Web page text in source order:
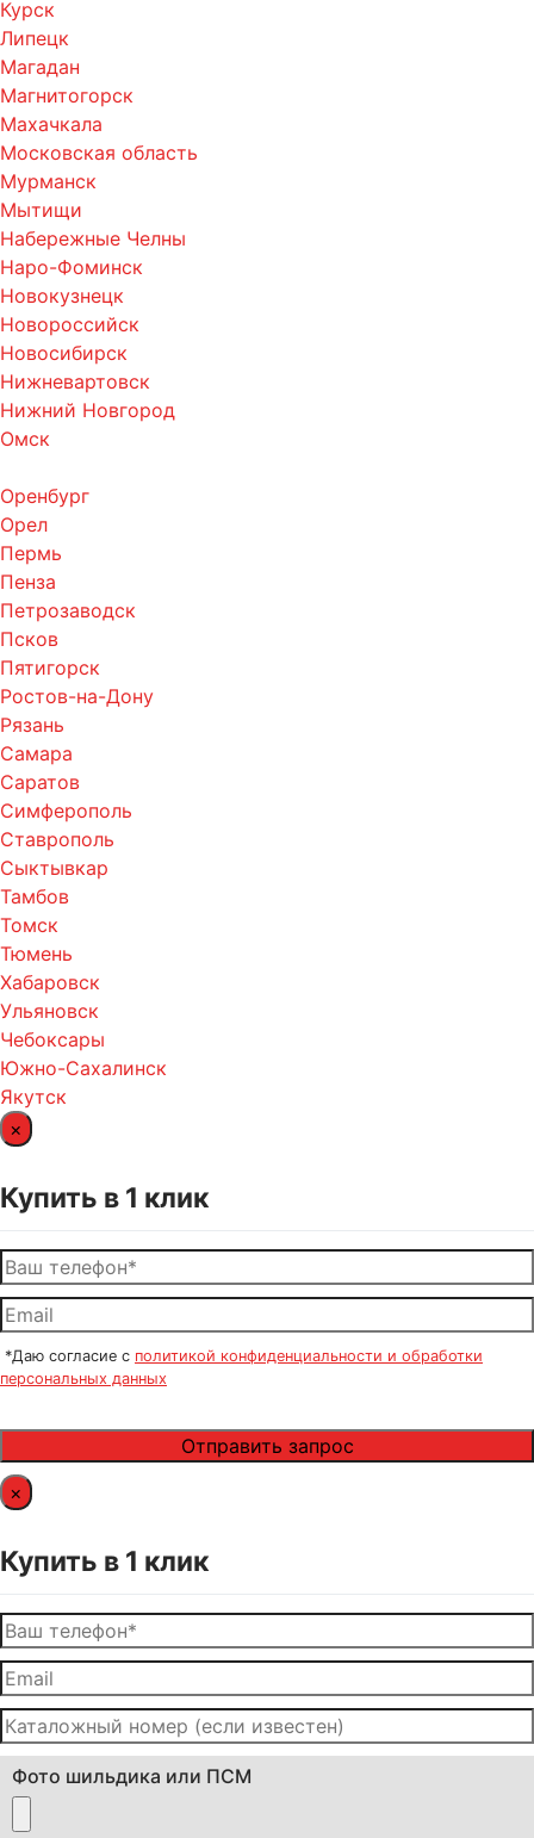
Курск
Липецк
Магадан
Магнитогорск
Махачкала
Московская область
Мурманск
Мытищи
Набережные Челны
Наро-Фоминск
Новокузнецк
Новороссийск
Новосибирск
Нижневартовск
Нижний Новгород
Омск
Оренбург
Орел
Пермь
Пенза
Петрозаводск
Псков
Пятигорск
Ростов-на-Дону
Рязань
Самара
Саратов
Симферополь
Ставрополь
Сыктывкар
Тамбов
Томск
Тюмень
Хабаровск
Ульяновск
Чебоксары
Южно-Сахалинск
Якутск
×
Купить в 1 клик
*Даю согласие с политикой конфиденциальности и обработки
персональных данных
×
Купить в 1 клик
Фото шильдика или ПСМ